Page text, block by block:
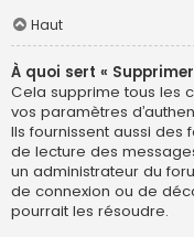
Haut
À quoi sert «
Cela supprime tous les
vos paramètres
Ils fournissent aussi des
de lecture des
un administrateur du
de connexion ou de
pourrait les résoudre.